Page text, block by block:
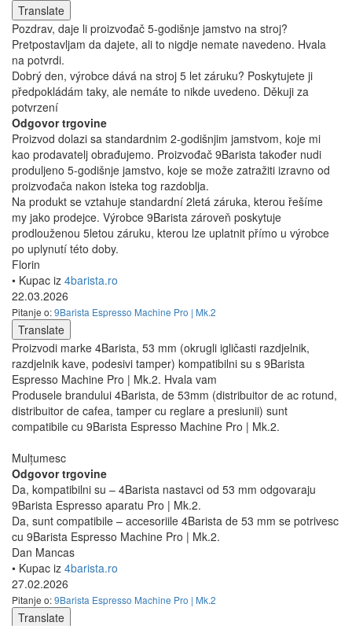
Translate
Pozdrav, daje li proizvođač 5-godišnje jamstvo na stroj?
Pretpostavljam da dajete, ali to nigdje nemate navedeno. Hvala
na potvrdi.
Dobrý den, výrobce dává na stroj 5 let záruku? Poskytujete ji
předpokládám taky, ale nemáte to nikde uvedeno. Děkuji za
potvrzení
Odgovor trgovine
Proizvod dolazi sa standardnim 2-godišnjim jamstvom, koje mi
kao prodavatelj obrađujemo. Proizvođač 9Barista također nudi
produljeno 5-godišnje jamstvo, koje se može zatražiti izravno od
proizvođača nakon isteka tog razdoblja.
Na produkt se vztahuje standardní 2letá záruka, kterou řešíme
my jako prodejce. Výrobce 9Barista zároveň poskytuje
prodlouženou 5letou záruku, kterou lze uplatnit přímo u výrobce
po uplynutí této doby.
Florin
• Kupac iz 4barista.ro
22.03.2026
Pitanje o:9Barista Espresso Machine Pro | Mk.2
Translate
Proizvodi marke 4Barista, 53 mm (okrugli igličasti razdjelnik,
razdjelnik kave, podesivi tamper) kompatibilni su s 9Barista
Espresso Machine Pro | Mk.2. Hvala vam
Produsele brandului 4Barista, de 53mm (distribuitor de ac rotund,
distribuitor de cafea, tamper cu reglare a presiunii) sunt
compatibile cu 9Barista Espresso Machine Pro | Mk.2.
Mulțumesc
Odgovor trgovine
Da, kompatibilni su – 4Barista nastavci od 53 mm odgovaraju
9Barista Espresso aparatu Pro | Mk.2.
Da, sunt compatibile – accesoriile 4Barista de 53 mm se potrivesc
cu 9Barista Espresso Machine Pro | Mk.2.
Dan Mancas
• Kupac iz 4barista.ro
27.02.2026
Pitanje o:9Barista Espresso Machine Pro | Mk.2
Translate